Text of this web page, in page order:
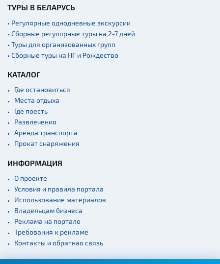
ТУРЫ В БЕЛАРУСЬ
• Регулярные однодневные экскурсии
• Сборные регулярные туры на 2-7 дней
• Туры для организованных групп
• Сборные туры на НГ и Рождество
КАТАЛОГ
Где остановиться
Места отдыха
Где поесть
Развлечения
Аренда транспорта
Прокат снаряжения
ИНФОРМАЦИЯ
О проекте
Условия и правила портала
Использование материалов
Владельцам бизнеса
Реклама на портале
Требования к рекламе
Контакты и обратная связь